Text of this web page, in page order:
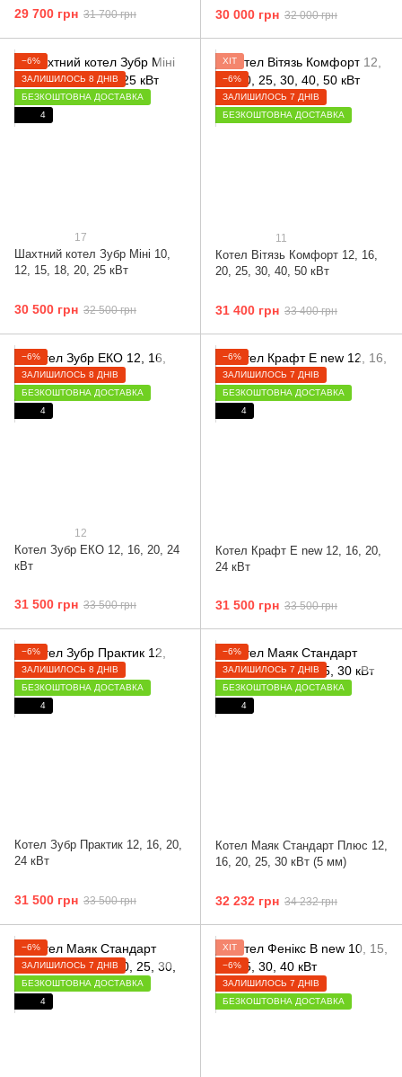
29 700 грн 31 700 грн 30 000 грн 32 000 грн
−6%
ЗАЛИШИЛОСЬ 8 ДНІВ
БЕЗКОШТОВНА ДОСТАВКА
4
17
Шахтний котел Зубр Міні 10,
12, 15, 18, 20, 25 кВт
30 500 грн 32 500 грн
ХІТ
−6%
ЗАЛИШИЛОСЬ 7 ДНІВ
БЕЗКОШТОВНА ДОСТАВКА
11
Котел Вітязь Комфорт 12, 16,
20, 25, 30, 40, 50 кВт
31 400 грн 33 400 грн
−6%
ЗАЛИШИЛОСЬ 8 ДНІВ
БЕЗКОШТОВНА ДОСТАВКА
4
12
Котел Зубр ЕКО 12, 16, 20, 24
кВт
31 500 грн 33 500 грн
−6%
ЗАЛИШИЛОСЬ 7 ДНІВ
БЕЗКОШТОВНА ДОСТАВКА
4
Котел Крафт E new 12, 16, 20,
24 кВт
31 500 грн 33 500 грн
−6%
ЗАЛИШИЛОСЬ 8 ДНІВ
БЕЗКОШТОВНА ДОСТАВКА
4
Котел Зубр Практик 12, 16, 20,
24 кВт
31 500 грн 33 500 грн
−6%
ЗАЛИШИЛОСЬ 7 ДНІВ
БЕЗКОШТОВНА ДОСТАВКА
4
Котел Маяк Стандарт Плюс 12,
16, 20, 25, 30 кВт (5 мм)
32 232 грн 34 232 грн
−6%
ЗАЛИШИЛОСЬ 7 ДНІВ
БЕЗКОШТОВНА ДОСТАВКА
4
ХІТ
−6%
ЗАЛИШИЛОСЬ 7 ДНІВ
БЕЗКОШТОВНА ДОСТАВКА